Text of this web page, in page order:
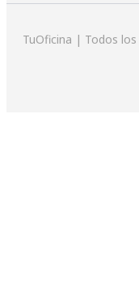
TuOficina | Todos